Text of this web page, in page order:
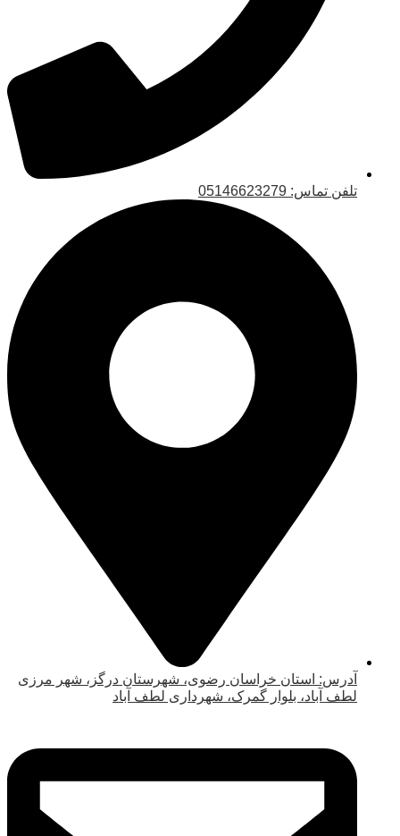
تلفن تماس: 05146623279
آدرس: استان خراسان رضوی، شهرستان درگز، شهر مرزی
لطف آباد، بلوار گمرک، شهرداری لطف آباد